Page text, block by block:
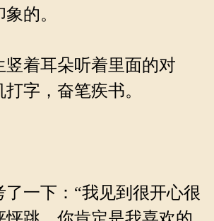
的。
着耳朵听着里面的对
字，奋笔疾书。
一下：“我见到很开心很